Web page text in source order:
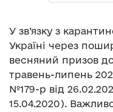
У зв’язку з
Україні через
весняний призов
травень-липень
№179-р від
15.04.2020).